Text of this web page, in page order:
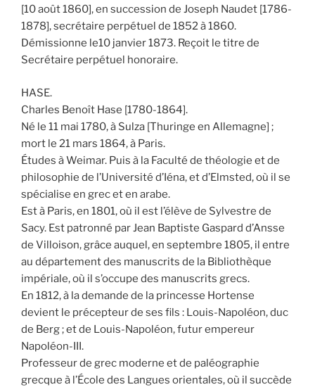
[10 août 1860], en succession de Joseph Naudet [1786-
1878], secrétaire perpétuel de 1852 à 1860.
Démissionne le10 janvier 1873. Reçoit le titre de
Secrétaire perpétuel honoraire.
HASE.
Charles Benoît Hase [1780-1864].
Né le 11 mai 1780, à Sulza [Thuringe en Allemagne] ;
mort le 21 mars 1864, à Paris.
Études à Weimar. Puis à la Faculté de théologie et de
philosophie de l’Université d’Iéna, et d’Elmsted, où il se
spécialise en grec et en arabe.
Est à Paris, en 1801, où il est l’élève de Sylvestre de
Sacy. Est patronné par Jean Baptiste Gaspard d’Ansse
de Villoison, grâce auquel, en septembre 1805, il entre
au département des manuscrits de la Bibliothèque
impériale, où il s’occupe des manuscrits grecs.
En 1812, à la demande de la princesse Hortense
devient le précepteur de ses fils : Louis-Napoléon, duc
de Berg ; et de Louis-Napoléon, futur empereur
Napoléon-III.
Professeur de grec moderne et de paléographie
grecque à l’École des Langues orientales, où il succède